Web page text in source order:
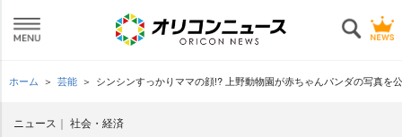
ホーム 芸能 シンシンすっかりママの顔!? 上野動物園が赤ちゃんパンダの写真を
ニュース 社会・経済